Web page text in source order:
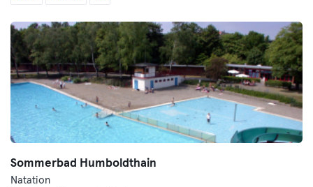
Sommerbad Humboldthain
Natation